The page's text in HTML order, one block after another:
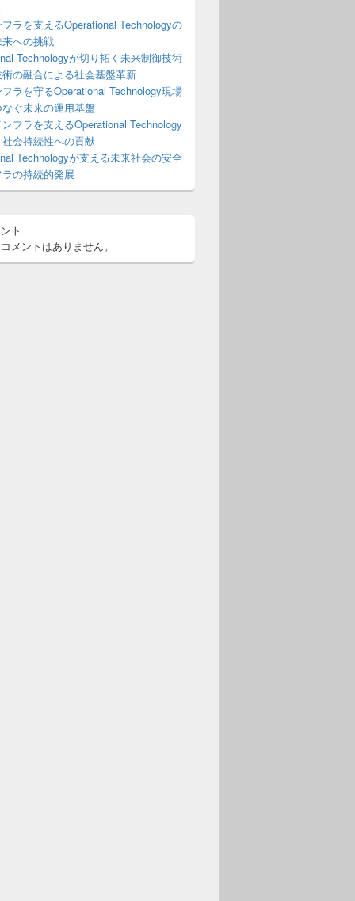
ラを支えるOperational Technologyの
への挑戦
Technologyが切り拓く未来制御技術
術の融合による社会基盤革新
ラを守るOperational Technology現場
なぐ未来の運用基盤
フラを支えるOperational Technology
会持続性への貢献
Technologyが支える未来社会の安全
の持続的発展
ト
メントはありません。